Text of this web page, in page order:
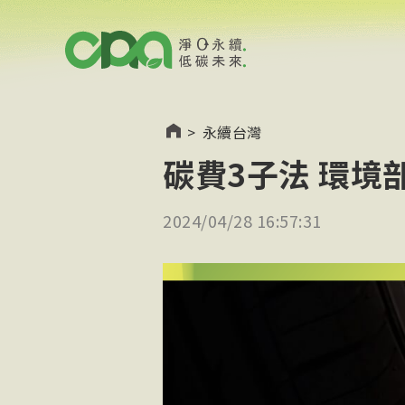
> 永續台灣
碳費3子法 環境
2024/04/28 16:57:31